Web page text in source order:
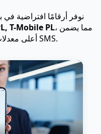
نوفر أرقامًا افتراضية
T-Mobile PL، مما يضمن
أعلى معدلات وصول لرسائل التفعيل SMS.